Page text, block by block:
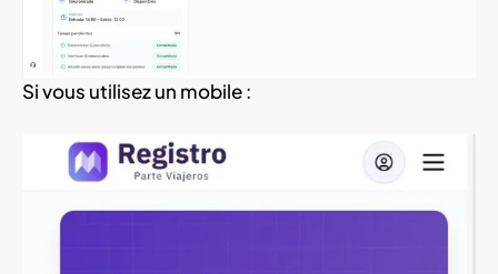
Si vous utilisez un mobile :